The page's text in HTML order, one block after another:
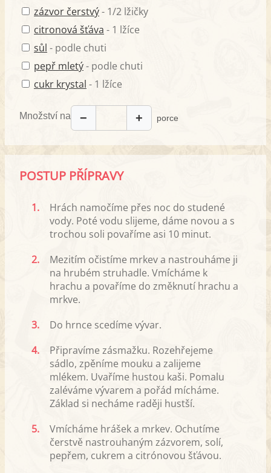
zázvor čerstvý- 1/2 lžičky
citronová šťáva - 1 lžíce
sůl - podle chuti
pepř mletý- podle chuti
cukr krystal - 1 lžíce
Množství na − + porce
POSTUP PŘÍPRAVY
1.
Hrách namočíme přes noc do studené
vody. Poté vodu slijeme, dáme novou a s
trochou soli povaříme asi 10 minut.
2.
Mezitím očistíme mrkev a nastrouháme ji
na hrubém struhadle. Vmícháme k
hrachu a povaříme do změknutí hrachu a
mrkve.
3.
Do hrnce scedíme vývar.
4.
Připravíme zásmažku. Rozehřejeme
sádlo, zpěníme mouku a zalijeme
mlékem. Uvaříme hustou kaši. Pomalu
zaléváme vývarem a pořád mícháme.
Základ si necháme raději hustší.
5.
Vmícháme hrášek a mrkev. Ochutíme
čerstvě nastrouhaným zázvorem, solí,
pepřem, cukrem a citrónovou šťávou.